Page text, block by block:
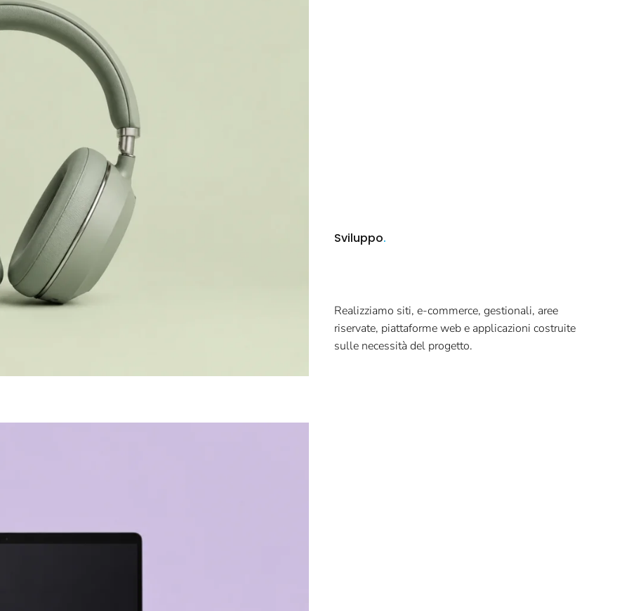
Sviluppo.
Realizziamo siti, e-commerce, gestionali, aree
riservate, piattaforme web e applicazioni costruite
sulle necessità del progetto.